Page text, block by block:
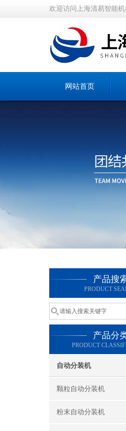
欢迎访问上海清易智能
网站首页
产品搜
PRODUCT
产品分
PRODUCT
自动分装机
颗粒自动分装机
粉末自动分装机